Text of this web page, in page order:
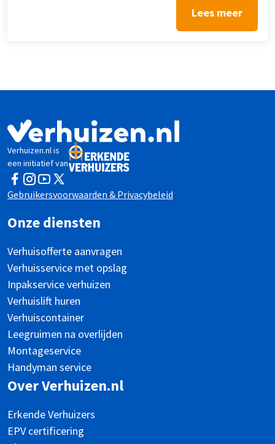
Lees meer
Verhuizen.nl is
een initiatief van
Facebook
Instagram
YouTubeTwitter
Gebruikersvoorwaarden & Privacybeleid
Onze diensten
Verhuisofferte aanvragen
Verhuisservice met opslag
Inpakservice verhuizen
Verhuislift huren
Verhuiscontainer
Leegruimen na overlijden
Montageservice
Handyman service
Over Verhuizen.nl
Erkende Verhuizers
EPV certificering